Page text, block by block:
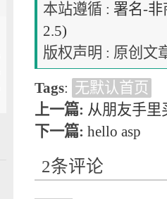
本站遵循 : 署名-非
2.5)
版权声明 : 原创文
Tags: 无默认首页
上一篇: 从朋友手里
下一篇: hello asp
2条评论